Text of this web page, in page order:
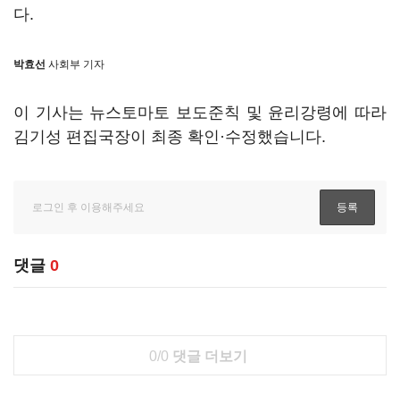
다.
박효선 사회부 기자
이 기사는 뉴스토마토 보도준칙 및 윤리강령에 따라
김기성 편집국장이 최종 확인·수정했습니다.
댓글 0
0/0 댓글 더보기